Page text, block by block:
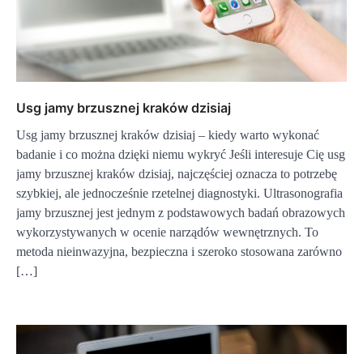
Usg jamy brzusznej kraków dzisiaj
Usg jamy brzusznej kraków dzisiaj – kiedy warto wykonać
badanie i co można dzięki niemu wykryć Jeśli interesuje Cię usg
jamy brzusznej kraków dzisiaj, najczęściej oznacza to potrzebę
szybkiej, ale jednocześnie rzetelnej diagnostyki. Ultrasonografia
jamy brzusznej jest jednym z podstawowych badań obrazowych
wykorzystywanych w ocenie narządów wewnętrznych. To
metoda nieinwazyjna, bezpieczna i szeroko stosowana zarówno
[…]